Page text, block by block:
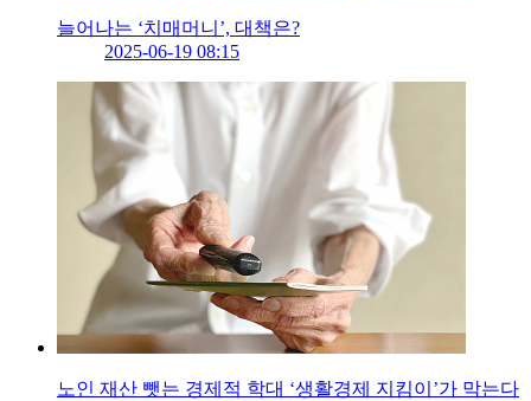
늘어나는 ‘치매머니’, 대책은?
2025-06-19 08:15
노인 재산 뺏는 경제적 학대 ‘생활경제 지킴이’가 막는다